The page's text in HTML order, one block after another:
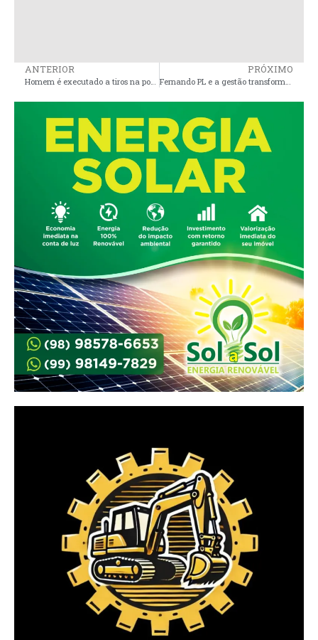
ANTERIOR
Homem é executado a tiros na porta de casa na cidade de São Bento
PRÓXIMO
Fernando PL e a gestão transformadora em Governador Nunes Freire